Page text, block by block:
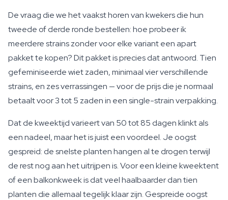
De vraag die we het vaakst horen van kwekers die hun
tweede of derde ronde bestellen: hoe probeer ik
meerdere strains zonder voor elke variant een apart
pakket te kopen? Dit pakket is precies dat antwoord. Tien
gefeminiseerde wiet zaden, minimaal vier verschillende
strains, en zes verrassingen — voor de prijs die je normaal
betaalt voor 3 tot 5 zaden in een single-strain verpakking.
Dat de kweektijd varieert van 50 tot 85 dagen klinkt als
een nadeel, maar het is juist een voordeel. Je oogst
gespreid: de snelste planten hangen al te drogen terwijl
de rest nog aan het uitrijpen is. Voor een kleine kweektent
of een balkonkweek is dat veel haalbaarder dan tien
planten die allemaal tegelijk klaar zijn. Gespreide oogst